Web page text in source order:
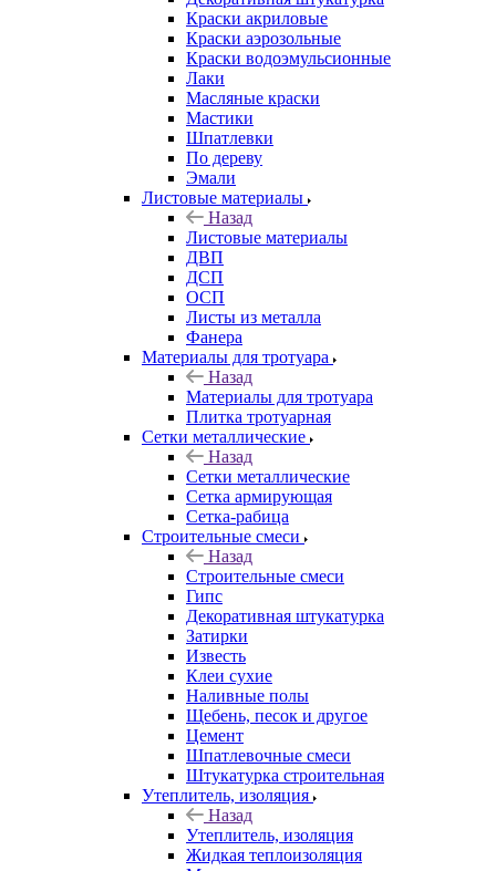
Краски акриловые
Краски аэрозольные
Краски водоэмульсионные
Лаки
Масляные краски
Мастики
Шпатлевки
По дереву
Эмали
Листовые материалы
Назад
Листовые материалы
ДВП
ДСП
ОСП
Листы из металла
Фанера
Материалы для тротуара
Назад
Материалы для тротуара
Плитка тротуарная
Сетки металлические
Назад
Сетки металлические
Сетка армирующая
Сетка-рабица
Строительные смеси
Назад
Строительные смеси
Гипс
Декоративная штукатурка
Затирки
Известь
Клеи сухие
Наливные полы
Щебень, песок и другое
Цемент
Шпатлевочные смеси
Штукатурка строительная
Утеплитель, изоляция
Назад
Утеплитель, изоляция
Жидкая теплоизоляция